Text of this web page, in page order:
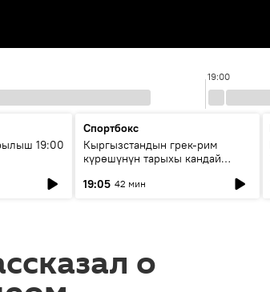
19:00
19:00
Спортбокс
Кыргызстандын грек-рим
күрөшүнүн тарыхы кандай
19:05 42 мин
о